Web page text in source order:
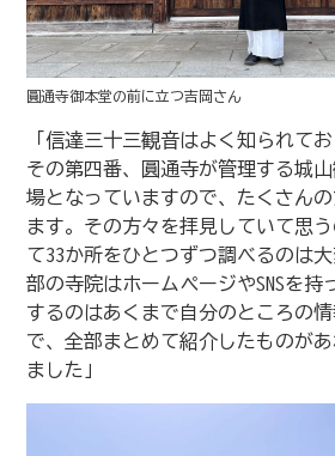
圓通寺御本堂の前に立つ吉岡さん
「信達三十三観音はよく知られて
その第四番、圓通寺が管理する城
場となっていますので、たくさん
ます。その方々を拝見していて思
て33か所をひとつずつ調べるのは
部の寺院はホームページやSNSを持
するのはあくまで自分のところの
で、全部まとめて紹介したものが
ました」